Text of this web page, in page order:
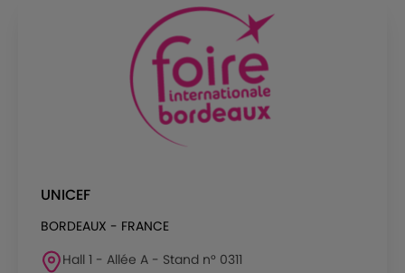
UNICEF
BORDEAUX - FRANCE
Hall 1 - Allée A - Stand n° 0311